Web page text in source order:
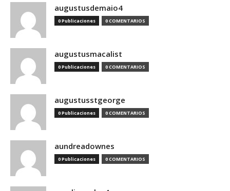
augustusdemaio4
0 Publicaciones 0 COMENTARIOS
augustusmacalist
0 Publicaciones 0 COMENTARIOS
augustusstgeorge
0 Publicaciones 0 COMENTARIOS
aundreadownes
0 Publicaciones 0 COMENTARIOS